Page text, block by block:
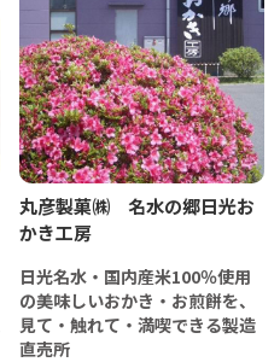
丸彦製菓㈱ 名水の郷日光お
かき工房
日光名水・国内産米100％使用
の美味しいおかき・お煎餅を、
見て・触れて・満喫できる製造
直売所